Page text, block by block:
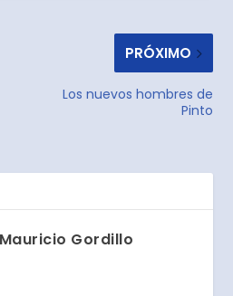
PRÓXIMO
Los nuevos hombres de
Pinto
Gordillo